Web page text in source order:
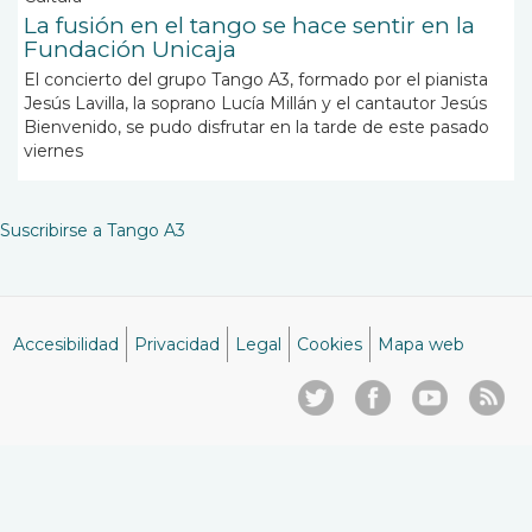
La fusión en el tango se hace sentir en la
Fundación Unicaja
El concierto del grupo Tango A3, formado por el pianista
Jesús Lavilla, la soprano Lucía Millán y el cantautor Jesús
Bienvenido, se pudo disfrutar en la tarde de este pasado
viernes
Suscribirse a Tango A3
Accesibilidad Privacidad Legal Cookies Mapa web